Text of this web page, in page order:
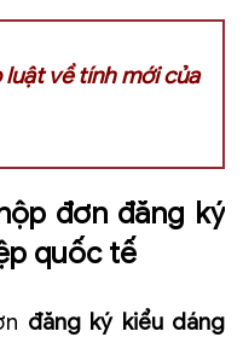
về tính mới của
đơn đăng ký
quốc tế
đăng ký kiểu dáng